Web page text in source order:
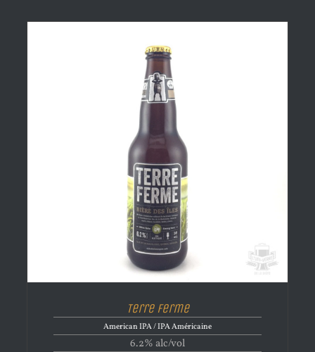
Terre Ferme
American IPA / IPA Américaine
6.2% alc/vol